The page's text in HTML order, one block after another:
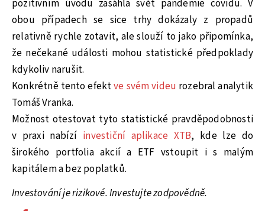
pozitivním úvodu zasáhla svět pandemie covidu. V
obou případech se sice trhy dokázaly z propadů
relativně rychle zotavit, ale slouží to jako připomínka,
že nečekané události mohou statistické předpoklady
kdykoliv narušit.
Konkrétně tento efektve svém videu rozebral analytik
Tomáš Vranka.
Možnost otestovat tyto statistické pravděpodobnosti
v praxi nabízí investiční aplikace XTB, kde lze do
širokého portfolia akcií a ETF vstoupit i s malým
kapitálem a bez poplatků.
Investování je rizikové. Investujte zodpovědně.